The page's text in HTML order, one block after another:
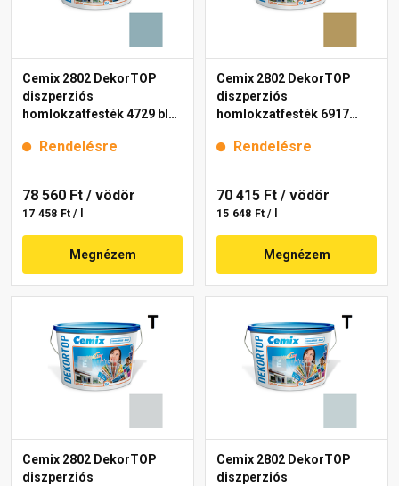
Cemix 2802 DekorTOP
diszperziós
homlokzatfesték 4729 blue
Rendelésre
78 560 Ft / vödör
17 458 Ft / l
Megnézem
Cemix 2802 DekorTOP
diszperziós
homlokzatfesték 6917
Rendelésre
70 415 Ft / vödör
15 648 Ft / l
Megnézem
Cemix 2802 DekorTOP
diszperziós
Cemix 2802 DekorTOP
diszperziós